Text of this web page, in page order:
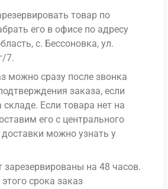
товар по
его в офисе по адресу
с. Бессоновка, ул.
7.
можно сразу после звонка
заказа, если
складе. Если товара нет на
его с центрального
можно узнать у
зарезервированы на 48 часов.
срока заказ